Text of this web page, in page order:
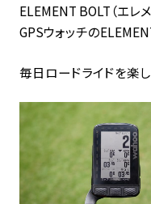
ELEMENT BOLT（エレ
GPSウォッチの
毎日ロードライドを楽